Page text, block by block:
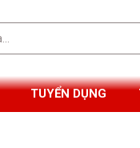
TUYỂN DỤNG